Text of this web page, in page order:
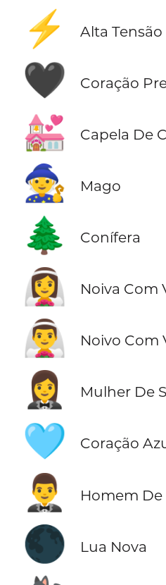
⚡ Alta Tensão
🖤 Coração
💒 Capela De
🧙 Mago
🌲 Conífera
👰‍♀️ Noiva Com
👰‍♂️ Noivo Com
🤵‍♀️ Mulher De
🩵 Coração
🤵‍♂️ Homem
🌑 Lua Nova